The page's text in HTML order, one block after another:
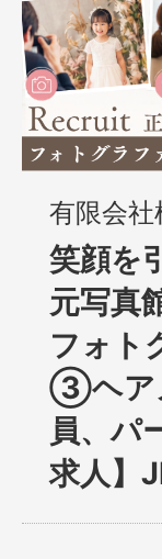
有限会社
笑顔を
元写真
フォト
③ヘア
員、パ
求人】